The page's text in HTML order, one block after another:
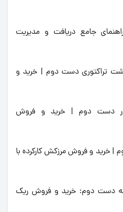
جامع دریافت و مدیریت
برای تراکتورها و ماشین‌آلات
تراکتوری دست دوم | خرید و
با بهترین قیمت
دست دوم | خرید و فروش
در بازار
خرید و فروش مرزکش کارکرده با
دست دوم: خرید و فروش ریک
و ارزان